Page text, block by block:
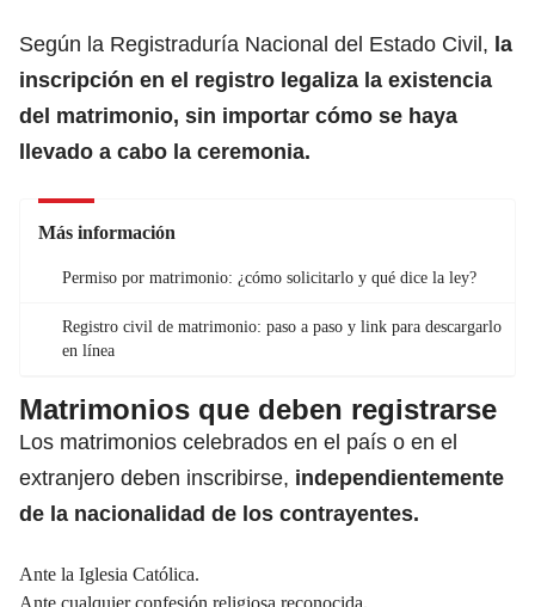
Según la Registraduría Nacional del Estado Civil, la
inscripción en el registro legaliza la existencia
del matrimonio, sin importar cómo se haya
llevado a cabo la ceremonia.
Más información
Permiso por matrimonio: ¿cómo solicitarlo y qué dice la ley?
Registro civil de matrimonio: paso a paso y link para descargarlo
en línea
Matrimonios que deben registrarse
Los matrimonios celebrados en el país o en el
extranjero deben inscribirse, independientemente
de la nacionalidad de los contrayentes.
Ante la Iglesia Católica.
Ante cualquier confesión religiosa reconocida.